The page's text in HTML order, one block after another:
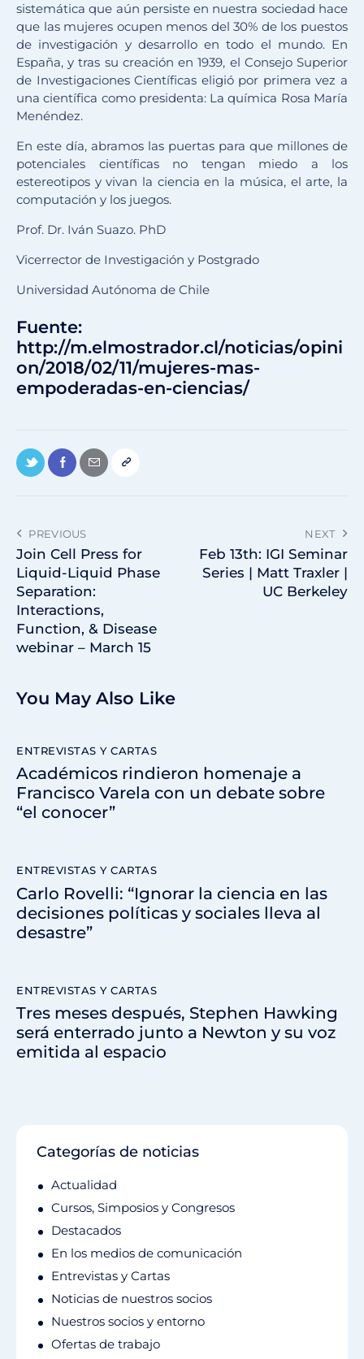
sistemática que aún persiste en nuestra sociedad hace
que las mujeres ocupen menos del 30% de los puestos
de investigación y desarrollo en todo el mundo. En
España, y tras su creación en 1939, el Consejo Superior
de Investigaciones Científicas eligió por primera vez a
una científica como presidenta: La química Rosa María
Menéndez.
En este día, abramos las puertas para que millones de
potenciales científicas no tengan miedo a los
estereotipos y vivan la ciencia en la música, el arte, la
computación y los juegos.
Prof. Dr. Iván Suazo. PhD
Vicerrector de Investigación y Postgrado
Universidad Autónoma de Chile
Fuente:
http://m.elmostrador.cl/noticias/opini
on/2018/02/11/mujeres-mas-
empoderadas-en-ciencias/
PREVIOUS
Join Cell Press for
Liquid-Liquid Phase
Separation:
Interactions,
Function, & Disease
webinar – March 15
NEXT
Feb 13th: IGI Seminar
Series | Matt Traxler |
UC Berkeley
You May Also Like
ENTREVISTAS Y CARTAS
Académicos rindieron homenaje a
Francisco Varela con un debate sobre
“el conocer”
ENTREVISTAS Y CARTAS
Carlo Rovelli: “Ignorar la ciencia en las
decisiones políticas y sociales lleva al
desastre”
ENTREVISTAS Y CARTAS
Tres meses después, Stephen Hawking
será enterrado junto a Newton y su voz
emitida al espacio
Categorías de noticias
Actualidad
Cursos, Simposios y Congresos
Destacados
En los medios de comunicación
Entrevistas y Cartas
Noticias de nuestros socios
Nuestros socios y entorno
Ofertas de trabajo